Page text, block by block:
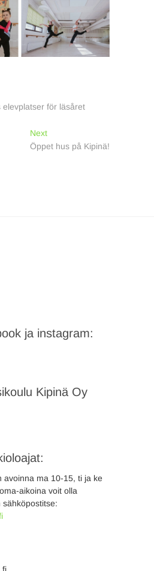
elevplatser för läsåret
NextNext
post:
Öppet hus på Kipinä!
ja instagram:
Kipinä Oy
avoinna ma 10-15, ti ja ke
aikoina voit olla